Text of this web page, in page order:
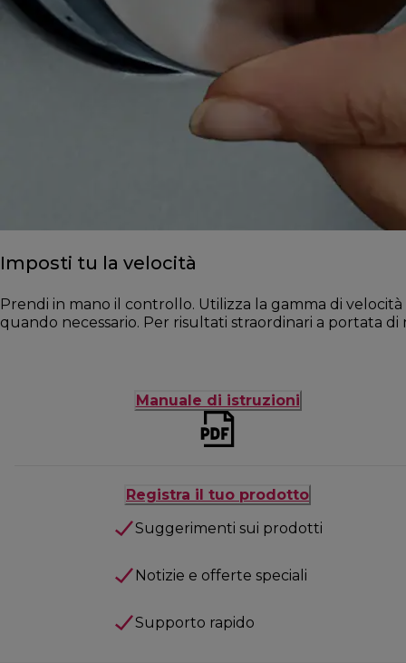
Imposti tu la velocità
Prendi in mano il controllo. Utilizza la gamma di
quando necessario. Per risultati straordinari a portata
Manuale di istruzioni
Registra il tuo prodotto
Suggerimenti sui prodotti
Notizie e offerte speciali
Supporto rapido